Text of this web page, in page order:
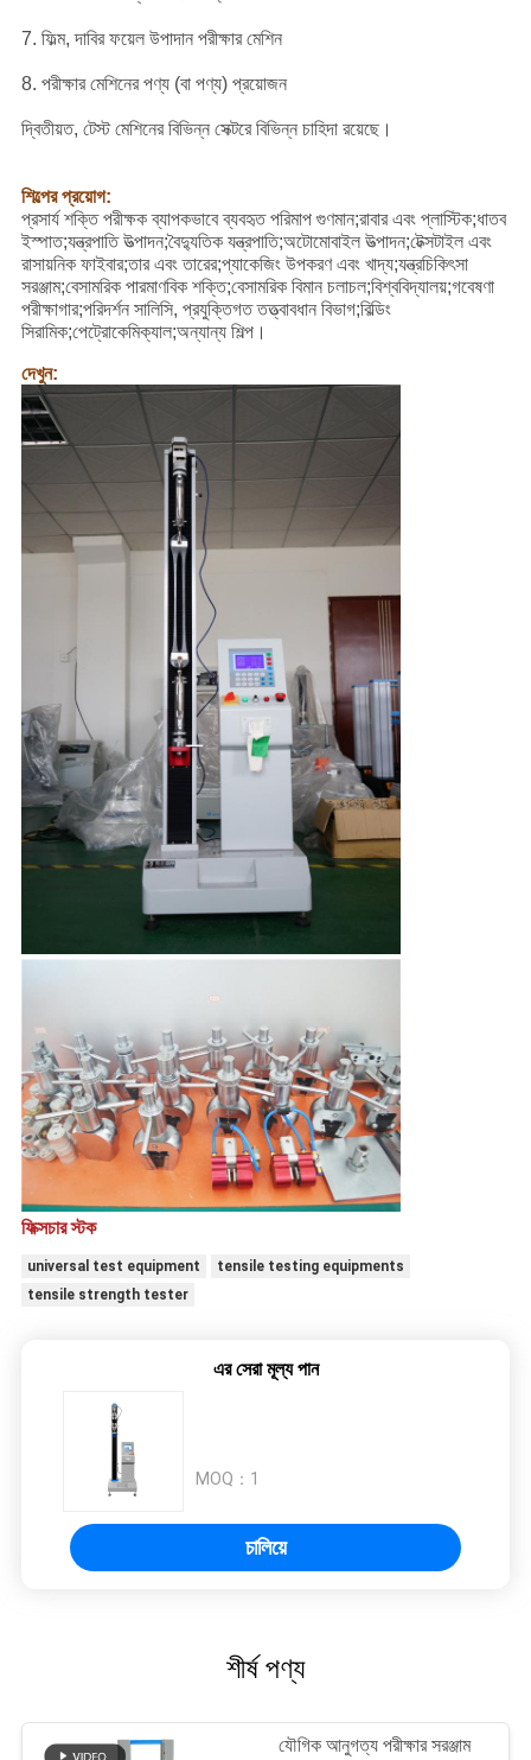
7. ফিল্ম, দাবির ফয়েল উপাদান পরীক্ষার মেশিন
8. পরীক্ষার মেশিনের পণ্য (বা পণ্য) প্রয়োজন
দ্বিতীয়ত, টেস্ট মেশিনের বিভিন্ন সেক্টরে বিভিন্ন চাহিদা রয়েছে।
শিল্পের প্রয়োগ:
প্রসার্য শক্তি পরীক্ষক ব্যাপকভাবে ব্যবহৃত পরিমাপ গুণমান;রাবার এবং প্লাস্টিক;ধাতব
ইস্পাত;যন্ত্রপাতি উত্পাদন;বৈদ্যুতিক যন্ত্রপাতি;অটোমোবাইল উত্পাদন;টেক্সটাইল এবং
রাসায়নিক ফাইবার;তার এবং তারের;প্যাকেজিং উপকরণ এবং খাদ্য;যন্ত্রচিকিৎসা
সরঞ্জাম;বেসামরিক পারমাণবিক শক্তি;বেসামরিক বিমান চলাচল;বিশ্ববিদ্যালয়;গবেষণা
পরীক্ষাগার;পরিদর্শন সালিসি, প্রযুক্তিগত তত্ত্বাবধান বিভাগ;বিল্ডিং
সিরামিক;পেট্রোকেমিক্যাল;অন্যান্য শিল্প।
দেখুন:
ফিক্সচার স্টক
universal test equipment
tensile testing equipments
tensile strength tester
এর সেরা মূল্য পান
MOQ： 1
চালিয়ে
শীর্ষ পণ্য
যৌগিক আনুগত্য পরীক্ষার সরঞ্জাম